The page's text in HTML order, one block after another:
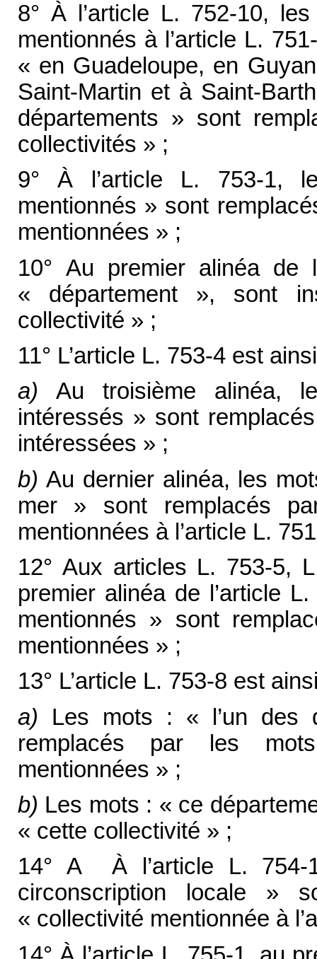
8° À l’article L. 752-10,
mentionnés à l’article L.
« en Guadeloupe, en
Saint-Martin et à Saint-
départements » sont
collectivités » ;
9° À l’article L. 753-1,
mentionnés » sont
mentionnées » ;
10° Au premier alinéa de
« département », sont
collectivité » ;
11° L’article L. 753-4 est
a) Au troisième alinéa,
intéressés » sont
intéressées » ;
b) Au dernier alinéa, les
mer » sont remplacés
mentionnées à l’article L.
12° Aux articles L. 753-5,
premier alinéa de l’article
mentionnés » sont
mentionnées » ;
13° L’article L. 753-8 est
a) Les mots : « l’un des
remplacés par les
mentionnées » ;
b) Les mots : « ce
« cette collectivité » ;
14° A À l’article L.
circonscription locale »
« collectivité mentionnée à